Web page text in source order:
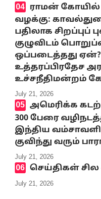
ராமன் கோயில்
வழக்கு:
பதிலாக சிறப்புப்
குழுவிடம்
ஒப்படைத்தது ஏன்?
உத்தரப்பிரதேச
உச்சநீதிமன்றம்
July 21, 2026
அமெரிக்க
300 பேரை
இந்திய
குவிந்து வரும்
July 21, 2026
செய்திகள் சில
July 21, 2026